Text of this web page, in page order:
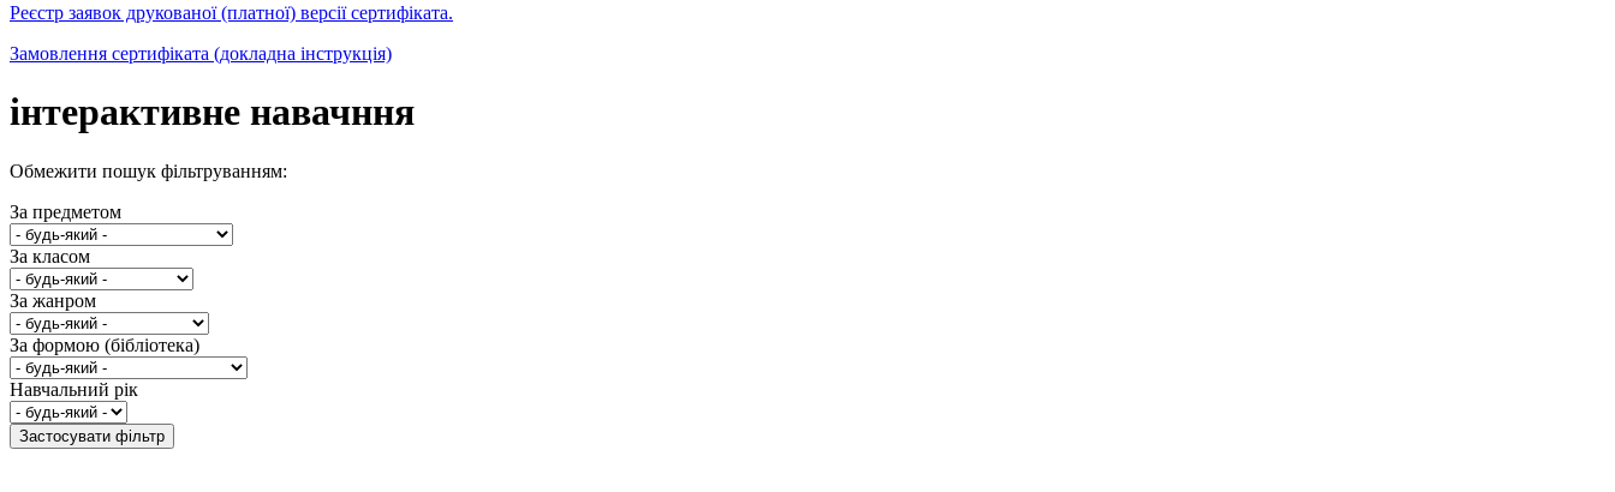
Реєстр заявок друкованої (платної) версії сертифіката.
Замовлення сертифіката (докладна інструкція)
інтерактивне навачння
Обмежити пошук фільтруванням:
За предметом
За класом
За жанром
За формою (бібліотека)
Навчальний рік